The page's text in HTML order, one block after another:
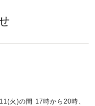
火)の間 17時から20時、